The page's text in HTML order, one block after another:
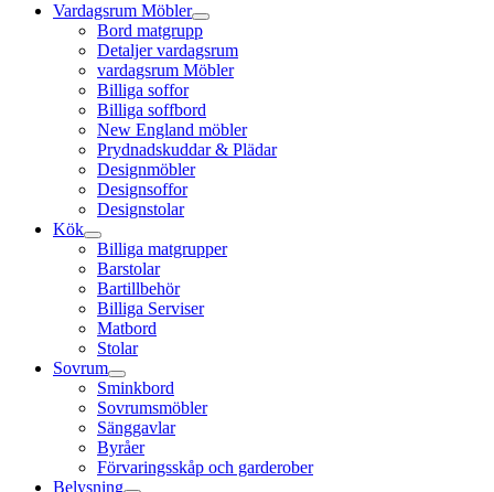
Vardagsrum Möbler
Bord matgrupp
Detaljer vardagsrum
vardagsrum Möbler
Billiga soffor
Billiga soffbord
New England möbler
Prydnadskuddar & Plädar
Designmöbler
Designsoffor
Designstolar
Kök
Billiga matgrupper
Barstolar
Bartillbehör
Billiga Serviser
Matbord
Stolar
Sovrum
Sminkbord
Sovrumsmöbler
Sänggavlar
Byråer
Förvaringsskåp och garderober
Belysning